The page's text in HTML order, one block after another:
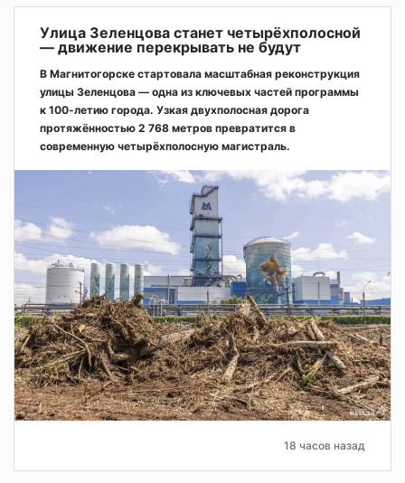
Улица Зеленцова станет четырёхполосной
— движение перекрывать не будут
В Магнитогорске стартовала масштабная реконструкция
улицы Зеленцова — одна из ключевых частей программы
к 100-летию города. Узкая двухполосная дорога
протяжённостью 2 768 метров превратится в
современную четырёхполосную магистраль.
18 часов назад